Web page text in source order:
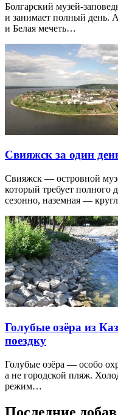
Болгарский музей-
и занимает полный день.
и Белая мечеть…
Свияжск за один
Свияжск — островной
который требует полного
сезонно, наземная —
Голубые озёра из
поездку
Голубые озёра — особо
а не городской пляж.
режим…
Последние